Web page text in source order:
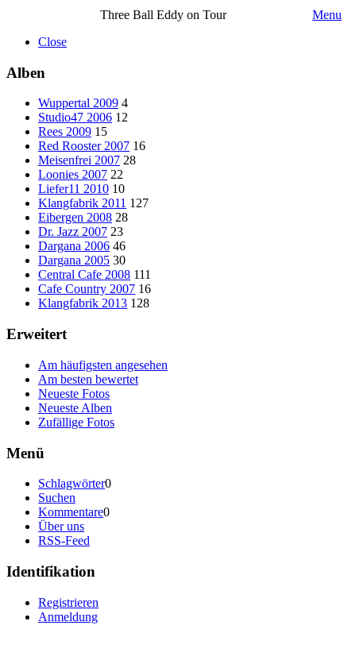
Three Ball Eddy on Tour
Menu
Close
Alben
Wuppertal 2009 4
Studio47 2006 12
Rees 2009 15
Red Rooster 2007 16
Meisenfrei 2007 28
Loonies 2007 22
Liefer11 2010 10
Klangfabrik 2011 127
Eibergen 2008 28
Dr. Jazz 2007 23
Dargana 2006 46
Dargana 2005 30
Central Cafe 2008 111
Cafe Country 2007 16
Klangfabrik 2013 128
Erweitert
Am häufigsten angesehen
Am besten bewertet
Neueste Fotos
Neueste Alben
Zufällige Fotos
Menü
Schlagwörter0
Suchen
Kommentare0
Über uns
RSS-Feed
Identifikation
Registrieren
Anmeldung